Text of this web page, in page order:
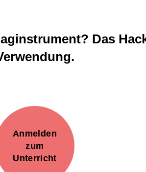
Zusammenspiel
Pfäffikon
Rüti
Sinfonieorchester
Das
Anmelden
zum
Unterricht